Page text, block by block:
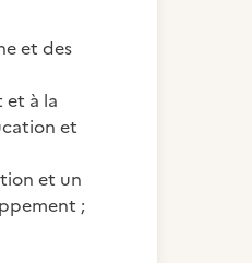
et des
et à la
et
et un
;